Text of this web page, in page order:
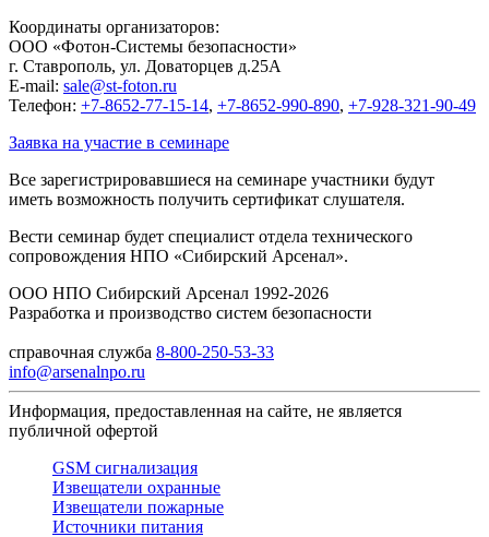
Координаты организаторов:
ООО «Фотон-Системы безопасности»
г. Ставрополь, ул. Доваторцев д.25А
E-mail: sale@st-foton.ru
Телефон: +7-8652-77-15-14, +7-8652-990-890, +7-928-321-90-49
Заявка на участие в семинаре
Все зарегистрировавшиеся на семинаре участники будут
иметь возможность получить сертификат слушателя.
Вести семинар будет специалист отдела технического
сопровождения НПО «Сибирский Арсенал».
ООО НПО Сибирский Арсенал 1992-2026
Разработка и производство систем безопасности
справочная служба 8-800-250-53-33
info@arsenalnpo.ru
Информация, предоставленная на сайте, не является
публичной офертой
GSM сигнализация
Извещатели охранные
Извещатели пожарные
Источники питания